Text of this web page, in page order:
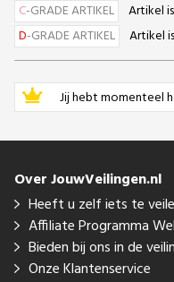
C-GRADE ARTIKEL
Artikel
D-GRADE ARTIKEL Artikel
Jij hebt momenteel
Over JouwVeilingen.nl
Heeft u zelf iets te
Affiliate Programma
Bieden bij ons in de
Onze Klantenservice